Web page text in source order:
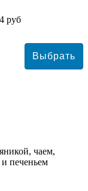
руб
чаем,
печеньем